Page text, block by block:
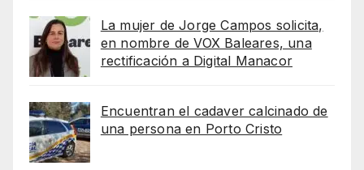
La mujer de Jorge Campos solicita,
en nombre de VOX Baleares, una
rectificación a Digital Manacor
Encuentran el cadaver calcinado de
una persona en Porto Cristo